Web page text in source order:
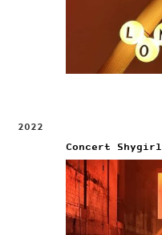
2022
Concert Shygirl